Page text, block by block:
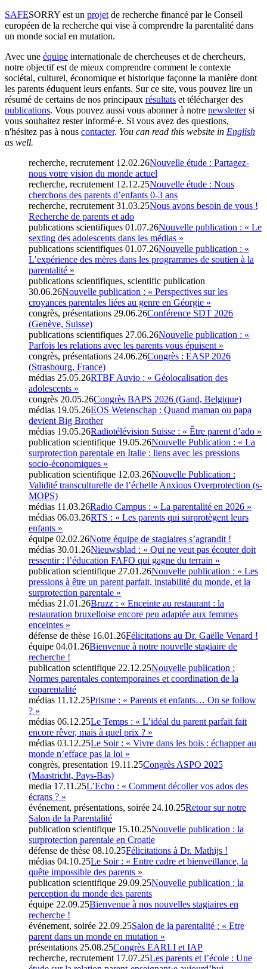
SAFESORRY est un projet de recherche financé par le Conseil
européen de la recherche qui vise à comprendre la parentalité dans
un monde social en mutation.
Avec une équipe internationale de chercheuses et de chercheurs,
notre objectif est de mieux comprendre comment le contexte
sociétal, culturel, économique et historique façonne la manière dont
les parents éduquent leurs enfants. Sur ce site, vous pouvez lire un
résumé de certains de nos principaux résultats et télécharger des
publications. Vous pouvez aussi vous abonner à notre newslettersi
vous souhaitez rester informé·e. Si vous avez des questions,
n'hésitez pas à nous contacter. You can read this website in English
as well.
recherche, recrutement 12.02.26Nouvelle étude : Partagez-
nous votre vision du monde actuel
recherche, recrutement 12.12.25Nouvelle étude : Nous
cherchons des parents d’enfants 0-3 ans
recherche, recrutement 31.03.25Nous avons besoin de vous !
Recherche de parents et ado
publications scientifiques 01.07.26Nouvelle publication : « Le
sexting des adolescents dans les médias »
publications scientifiques 01.07.26Nouvelle publication : «
L’expérience des mères dans les programmes de soutien à la
parentalité »
publications scientifiques, scientific publication
30.06.26Nouvelle publication : « Perspectives sur les
croyances parentales liées au genre en Géorgie »
congrès, présentations 29.06.26Conférence SDT 2026
(Genève, Suisse)
publications scientifiques 27.06.26Nouvelle publication : «
Parfois les relations avec les parents vous épuisent »
congrès, présentations 24.06.26Congrès : EASP 2026
(Strasbourg, France)
médias 25.05.26RTBF Auvio : « Géolocalisation des
adolescents »
congrès 20.05.26Congrès BAPS 2026 (Gand, Belgique)
médias 19.05.26EOS Wetenschap : Quand maman ou papa
devient Big Brother
médias 19.05.26Radiotélévision Suisse : « Être parent d’ado »
publication scientifique 19.05.26Nouvelle Publication : « La
surprotection parentale en Italie : liens avec les pressions
socio-économiques »
publication scientifique 12.03.26Nouvelle Publication :
Validité transculturelle de l’échelle Anxious Overprotection (s-
MOPS)
médias 11.03.26Radio Campus : « La parentalité en 2026 »
médias 06.03.26RTS : « Les parents qui surprotègent leurs
enfants »
équipe 02.02.26Notre équipe de stagiaires s’agrandit !
médias 30.01.26Nieuwsblad : « Qui ne veut pas écouter doit
ressentir : l’éducation FAFO qui gagne du terrain »
publication scientifique 27.01.26Nouvelle publication : « Les
pressions à être un parent parfait, instabilité du monde, et la
surprotection parentale »
médias 21.01.26Bruzz : « Enceinte au restaurant : la
restauration bruxelloise encore peu adaptée aux femmes
enceintes »
défense de thèse 16.01.26Félicitations au Dr. Gaëlle Venard !
équipe 04.01.26Bienvenue à notre nouvelle stagiaire de
recherche !
publication scientifique 22.12.25Nouvelle publication :
Normes parentales contemporaines et coordination de la
coparentalité
médias 11.12.25Prisme : « Parents et enfants… On se follow
? »
médias 06.12.25Le Temps : « L’idéal du parent parfait fait
encore rêver, mais à quel prix ? »
médias 03.12.25Le Soir : « Vivre dans les bois : échapper au
monde n’efface pas la loi »
congrès, presentation 19.11.25Congrès ASPO 2025
(Maastricht, Pays-Bas)
media 17.11.25L’Echo : « Comment décoller vos ados des
écrans ? »
événement, présentations, soirée 24.10.25Retour sur notre
Salon de la Parentalité
publication scientifique 15.10.25Nouvelle publication : la
surprotection parentale en Croatie
défense de thèse 08.10.25Félicitations à Dr. Mathijs !
médias 04.10.25Le Soir : « Entre cadre et bienveillance, la
quête impossible des parents »
publication scientifique 29.09.25Nouvelle publication : la
perception du monde des parents
équipe 22.09.25Bienvenue à nos nouvelles stagiaires en
recherche !
événement, soirée 22.09.25Salon de la parentalité : « Etre
parent dans un monde en mutation »
présentations 25.08.25Congrès EARLI et IAP
recherche, recrutement 17.07.25Les parents et l’école : Une